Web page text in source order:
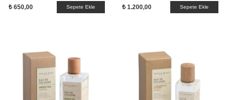
₺ 650,00 Sepete Ekle ₺ 1.200,00 Sepete Ekle